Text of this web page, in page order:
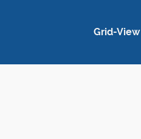
Grid-View